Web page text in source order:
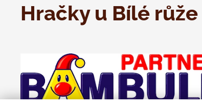
Hračky u Bílé růže